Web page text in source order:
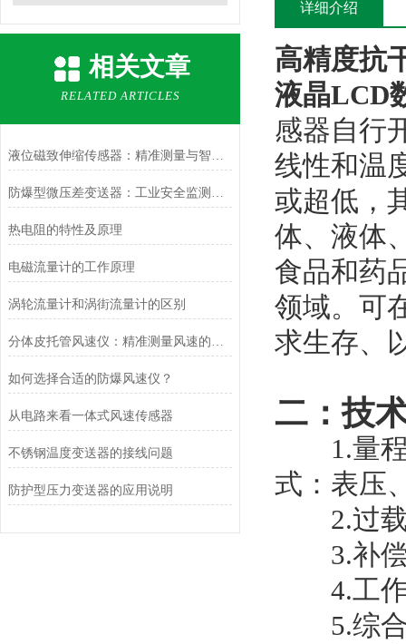
相关文章
RELATED ARTICLES
液位磁致伸缩传感器：精准测量与智能应用
防爆型微压差变送器：工业安全监测的坚实后盾
热电阻的特性及原理
电磁流量计的工作原理
涡轮流量计和涡街流量计的区别
分体皮托管风速仪：精准测量风速的可靠利器
如何选择合适的防爆风速仪？
从电路来看一体式风速传感器
不锈钢温度变送器的接线问题
防护型压力变送器的应用说明
详细介绍
高精度抗
液晶LCD
感器自行
线性和温
或超低，
体、液体
食品和药
领域。可
求生存、
二：技
1.量程
式：表压
2.过载
3.补偿
4.工作
5.综合